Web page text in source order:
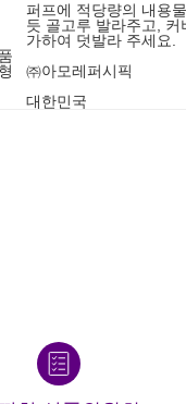
퍼프에 적당량의 내용
듯 골고루 발라주고,
가하여 덧발라 주세요.
㈜아모레퍼시픽
대한민국